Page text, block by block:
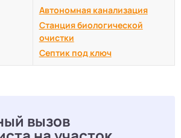
Автономная канализация
Станция биологической
очистки
Септик под ключ
вызов